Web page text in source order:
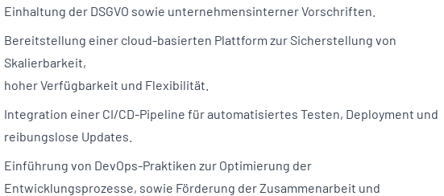
Einhaltung der DSGVO sowie unternehmensinterner Vorschriften.
Bereitstellung einer cloud-basierten Plattform zur Sicherstellung von
Skalierbarkeit,
hoher Verfügbarkeit und Flexibilität.
Integration einer CI/CD-Pipeline für automatisiertes Testen, Deployment und
reibungslose Updates.
Einführung von DevOps-Praktiken zur Optimierung der
Entwicklungsprozesse, sowie Förderung der Zusammenarbeit und